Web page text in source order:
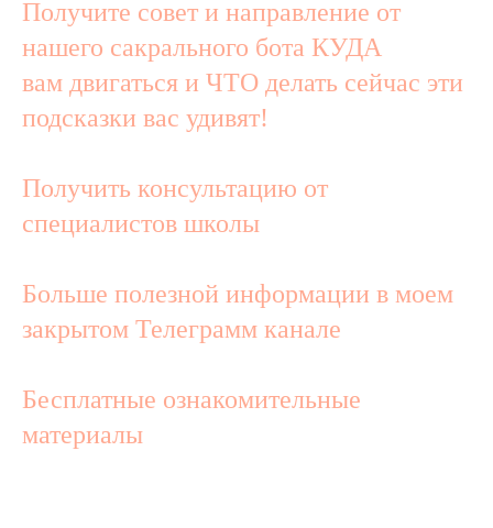
Получите совет и направление от
нашего сакрального бота КУДА
вам двигаться и ЧТО делать сейчас эти
подсказки вас удивят!
Получить консультацию от
специалистов школы
Больше полезной информации в моем
закрытом Телеграмм канале
Бесплатные ознакомительные
материалы